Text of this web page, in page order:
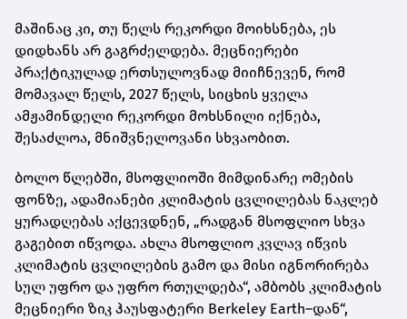
მაშინაც კი, თუ წელს რეკორდი მოიხსნება, ეს
დიდხანს არ გაგრძელდება. მეცნიერები
პრაქტიკულად ერთსულოვნად მიიჩნევენ, რომ
მომავალ წელს, 2027 წელს, სიცხის ყველა
ამჟამინდელი რეკორდი მოხსნილი იქნება,
შესაძლოა, მნიშვნელოვანი სხვაობით.
ბოლო წლებში, მსოფლიოში მიმდინარე ომების
ფონზე, ადამიანები კლიმატის ცვლილებას ნაკლებ
ყურადღებას აქცევდნენ, „რადგან მსოფლიო სხვა
გაგებით იწვოდა. ახლა მსოფლიო კვლავ იწვის
კლიმატის ცვლილების გამო და მისი იგნორირება
სულ უფრო და უფრო რთულდება“, ამბობს კლიმატის
მეცნიერი ზიკ ჰაუსფატერი Berkeley Earth–დან“,